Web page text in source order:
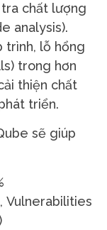
chất lượng
analysis).
trình, lỗ hổng
trong hơn
thiện chất
triển.
sẽ giúp
Vulnerabilities